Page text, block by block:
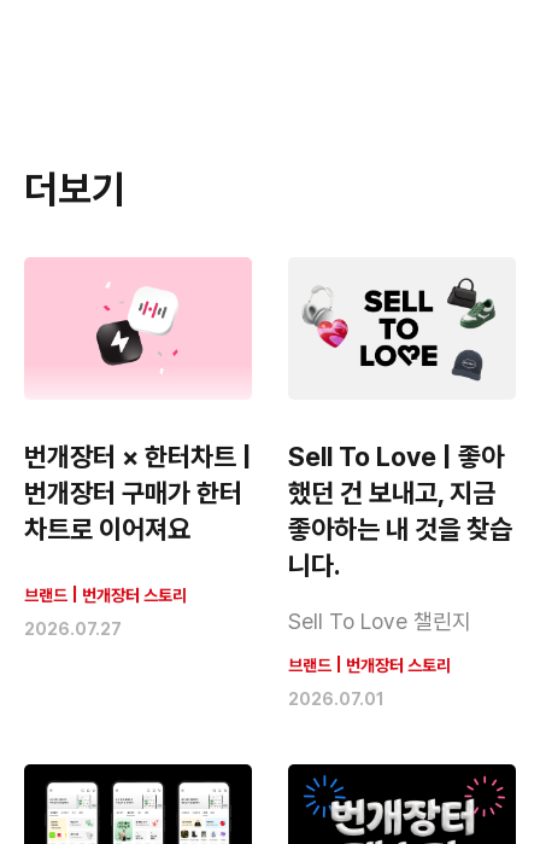
더보기
번개장터 × 한터차트 |
번개장터 구매가 한터
차트로 이어져요
브랜드
번개장터 스토리
2026.07.27
Sell To Love | 좋아
했던 건 보내고, 지금
좋아하는 내 것을 찾습
니다.
Sell To Love 챌린지
브랜드
번개장터 스토리
2026.07.01